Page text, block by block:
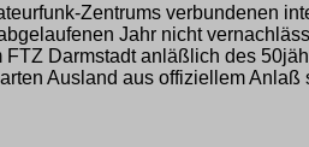
Zentrums verbundenen
Jahr nicht
FTZ Darmstadt anläßlich des
Ausland aus offiziellem